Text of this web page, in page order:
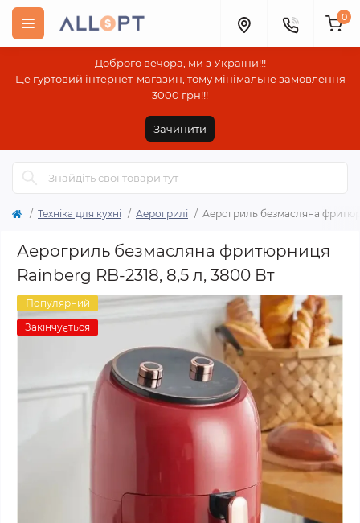
Доброго вечора, ми з України!!!
Це гуртовий інтернет-магазин, тому мінімальне замовлення
3000 грн!!!
Зачинити
0
Техніка для кухні Аерогрилі Аерогриль безмасляна
Аерогриль безмасляна фритюрниця
Rainberg RB-2318, 8,5 л, 3800 Вт
Популярний
Закінчується